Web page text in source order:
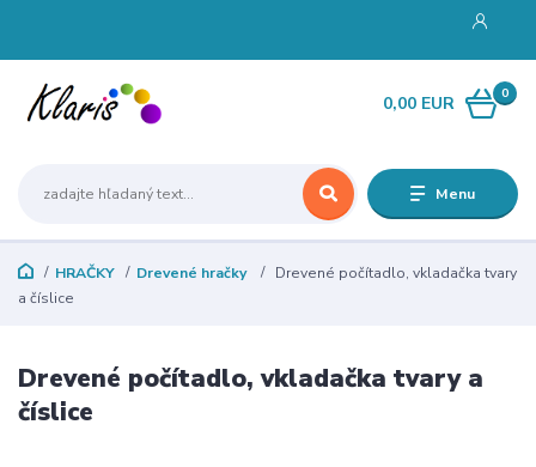
Menu
0
0,00 EUR
HRAČKY Drevené hračky
Drevené počítadlo, vkladačka tvary
a číslice
Drevené počítadlo, vkladačka tvary a
číslice